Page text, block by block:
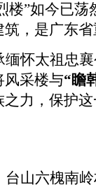
楼”如今已
，是广东
怀太祖忠
风采楼与“瞻
力，保护
台山六槐南